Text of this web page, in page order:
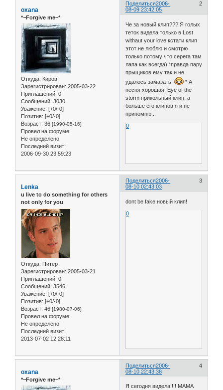
Поделиться 2
2006-
08-09 23:42:05
oxana
*~Forgive me~*
Откуда: Киров
Зарегистрирован: 2005-03-22
Приглашений: 0
Сообщений: 3030
Уважение: [+0/-0]
Позитив: [+0/-0]
Возраст: 36 [1990-05-16]
Провел на форуме:
Не определено
Последний визит:
2006-09-30 23:59:23
Че за новый клип??? Я голых
теток видела только в Lost
withaut your love кстати клип
этот не люблю и смотрю
только потому что серега там
лапа как всегда) *правда пару
прыщиков ему так и не
удалось замазать
* А
песня хорошая. Eye of the
storm прикольный клип, а
больше его клипов я и не
припомню...
0
Поделиться 3
2006-
08-10 02:43:03
Lenka
u live to do something for others
not only for you
Откуда: Питер
Зарегистрирован: 2005-03-21
Приглашений: 0
Сообщений: 3546
Уважение: [+0/-0]
Позитив: [+0/-0]
Возраст: 46 [1980-07-06]
Провел на форуме:
Не определено
Последний визит:
2013-07-02 12:28:11
dont be fake новый клип!
0
Поделиться 4
2006-
08-10 22:43:38
oxana
*~Forgive me~*
Я сегодня видела!!!! МАМА